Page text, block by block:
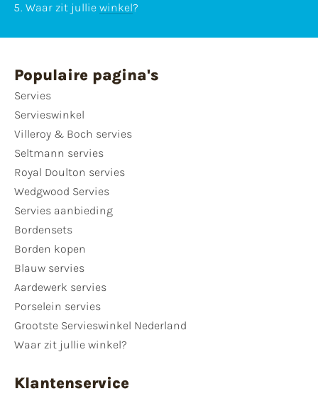
Waar zit jullie winkel?
Populaire pagina's
Servies
Servieswinkel
Villeroy & Boch servies
Seltmann servies
Royal Doulton servies
Wedgwood Servies
Servies aanbieding
Bordensets
Borden kopen
Blauw servies
Aardewerk servies
Porselein servies
Grootste Servieswinkel Nederland
Waar zit jullie winkel?
Klantenservice